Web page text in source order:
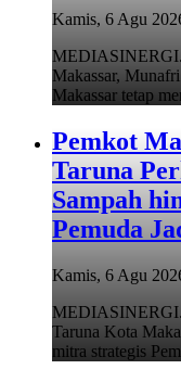
Kamis, 6 Agu
Makassar,
Makassar tetap
Pemkot
Taruna
Sampah
Pemuda
Kamis, 6 Agu
Taruna Kota
mitra strategis